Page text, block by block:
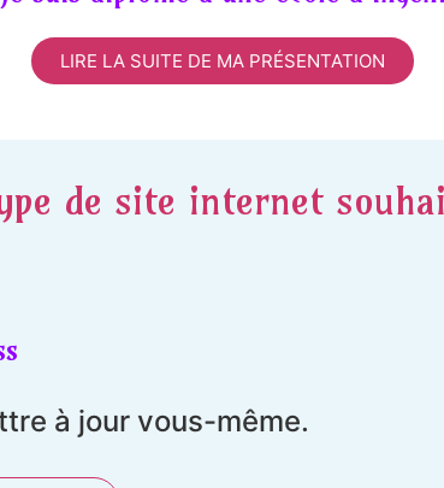
LIRE LA SUITE DE MA PRÉSENTATION
de site internet
à jour vous-même.